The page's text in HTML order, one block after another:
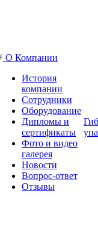
О Компании
История
компании
Сотрудники
Оборудование
Дипломы и
сертификаты
Фото и видео
галерея
Новости
Вопрос-ответ
Отзывы